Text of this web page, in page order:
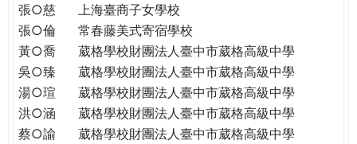
民。
WAGOR
TODAY
THE
WORLD
TOMORROW
PUTTING
張○慈
上海臺商子女學校
張○倫
常春藤美式寄宿學校
黃○喬
葳格學校財團法人臺中市葳格高級中學
吳○臻
葳格學校財團法人臺中市葳格高級中學
湯○瑄
葳格學校財團法人臺中市葳格高級中學
洪○涵
葳格學校財團法人臺中市葳格高級中學
蔡○諭
葳格學校財團法人臺中市葳格高級中學